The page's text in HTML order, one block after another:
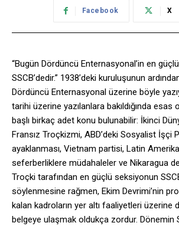
Facebook X
“Bugün Dördüncü Enternasyonal’in en
SSCB’dedir.” 1938’deki kuruluşunun
Dördüncü Enternasyonal üzerine böyle
tarihi üzerine yazılanlara bakıldığında esas
başlı birkaç adet konu bulunabilir: İkinci
Fransız Troçkizmi, ABD’deki Sosyalist İşçi
ayaklanması, Vietnam partisi, Latin
seferberliklere müdahaleler ve Nikaragua
Troçki tarafından en güçlü seksiyonun
söylenmesine rağmen, Ekim Devrimi’nin
kalan kadroların yer altı faaliyetleri üzerine
belgeye ulaşmak oldukça zordur. Dönemin